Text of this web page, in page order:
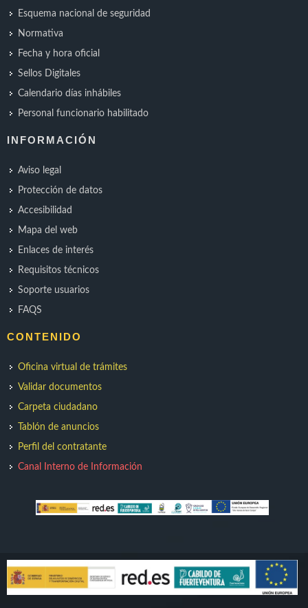
Esquema nacional de seguridad
Normativa
Fecha y hora oficial
Sellos Digitales
Calendario días inhábiles
Personal funcionario habilitado
INFORMACIÓN
Aviso legal
Protección de datos
Accesibilidad
Mapa del web
Enlaces de interés
Requisitos técnicos
Soporte usuarios
FAQS
CONTENIDO
Oficina virtual de trámites
Validar documentos
Carpeta ciudadano
Tablón de anuncios
Perfil del contratante
Canal Interno de Información